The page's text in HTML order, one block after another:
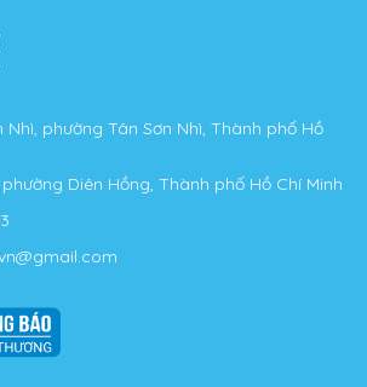
Nhì, phường Tân Sơn Nhì, Thành phố Hồ
Diên Hồng, Thành phố Hồ Chí Minh